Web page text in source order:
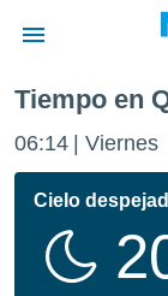
de
ha sido
Tiempo en
06:14 Viernes
Cielo